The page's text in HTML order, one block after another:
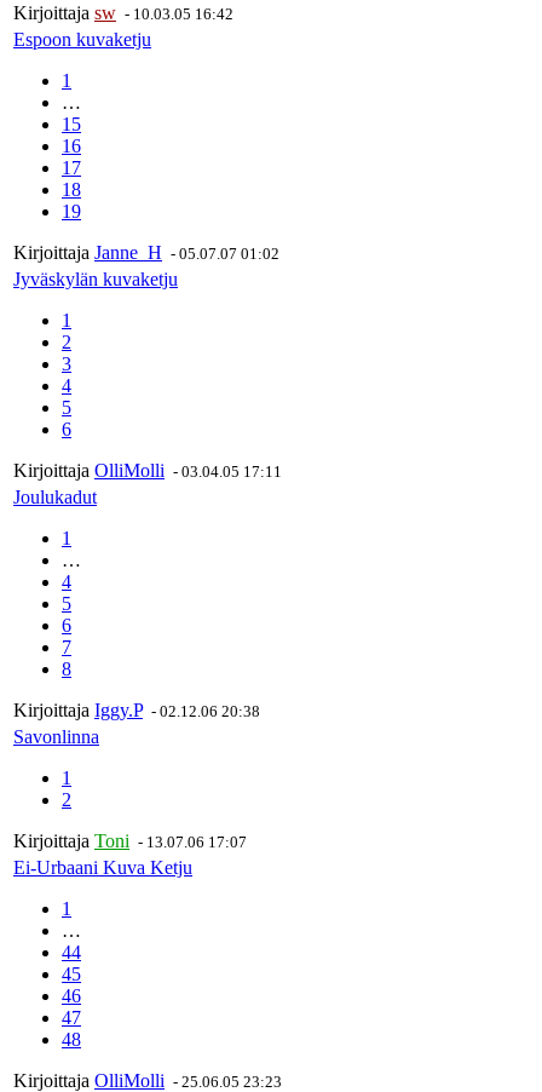
Kirjoittaja sw - 10.03.05 16:42
Espoon kuvaketju
1
…
15
16
17
18
19
Kirjoittaja Janne_H - 05.07.07 01:02
Jyväskylän kuvaketju
1
2
3
4
5
6
Kirjoittaja OlliMolli - 03.04.05 17:11
Joulukadut
1
…
4
5
6
7
8
Kirjoittaja Iggy.P - 02.12.06 20:38
Savonlinna
1
2
Kirjoittaja Toni - 13.07.06 17:07
Ei-Urbaani Kuva Ketju
1
…
44
45
46
47
48
Kirjoittaja OlliMolli - 25.06.05 23:23